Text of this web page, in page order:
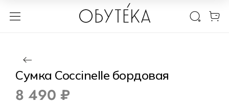
1 / 9
Сумка Coccinelle бордовая
8 490 ₽